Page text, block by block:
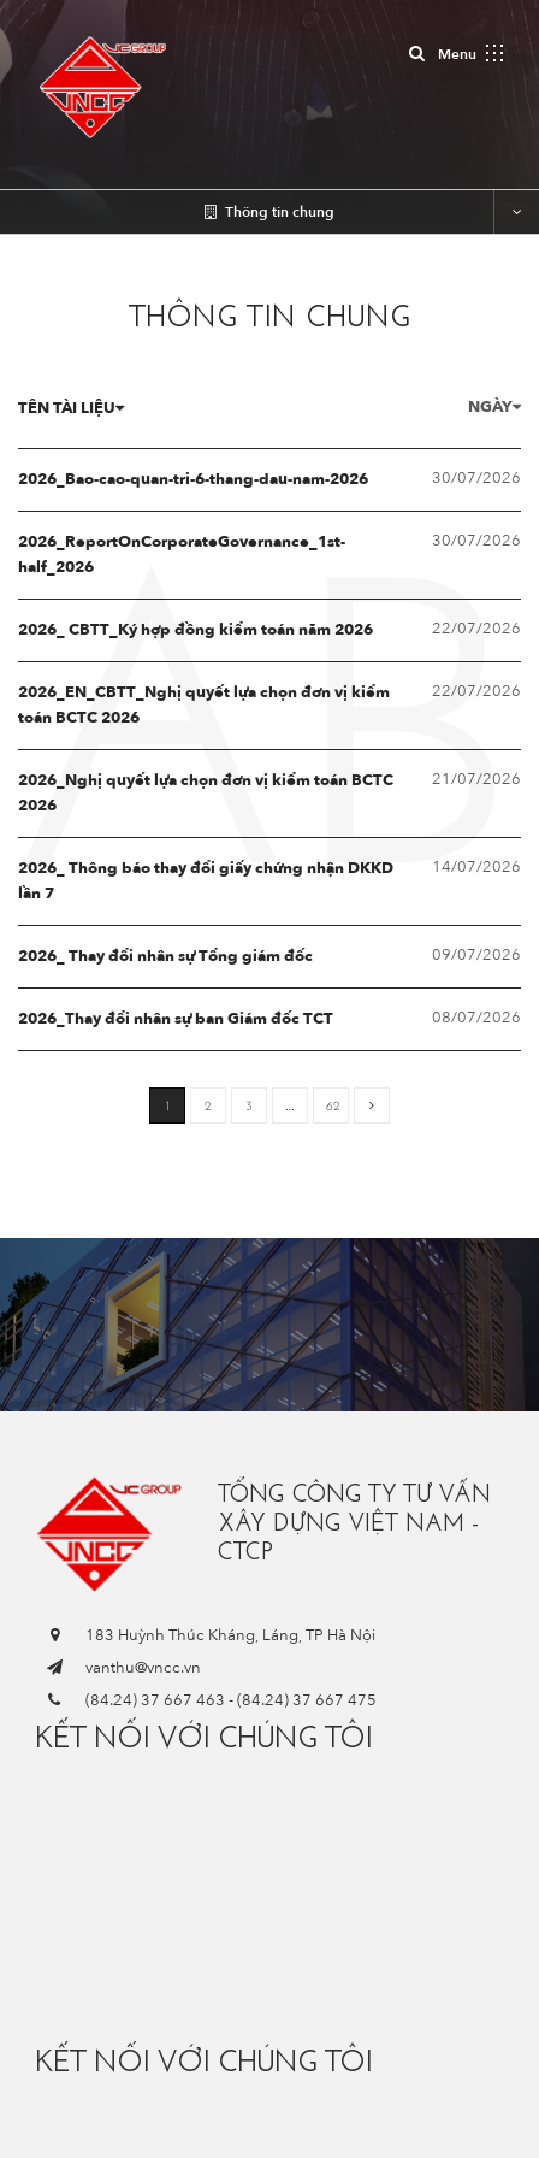
MenuClose
Thông tin chung
THÔNG TIN CHUNG
TÊN TÀI LIỆU NGÀY
2026_Bao-cao-quan-tri-6-thang-dau-nam-2026 30/07/2026
2026_ReportOnCorporateGovernance_1st-
half_2026
30/07/2026
2026_ CBTT_Ký hợp đồng kiểm toán năm 2026 22/07/2026
2026_EN_CBTT_Nghị quyết lựa chọn đơn vị kiểm
toán BCTC 2026
22/07/2026
2026_Nghị quyết lựa chọn đơn vị kiểm toán BCTC
2026
21/07/2026
2026_ Thông báo thay đổi giấy chứng nhận DKKD
lần 7
14/07/2026
2026_ Thay đổi nhân sự Tổng giám đốc 09/07/2026
2026_Thay đổi nhân sự ban Giám đốc TCT 08/07/2026
1 2 3 … 62
TỔNG CÔNG TY TƯ VẤN
XÂY DỰNG VIỆT NAM -
CTCP
183 Huỳnh Thúc Kháng, Láng, TP Hà Nội
vanthu@vncc.vn
(84.24) 37 667 463 -(84.24) 37 667 475
KẾT NỐI VỚI CHÚNG TÔI
KẾT NỐI VỚI CHÚNG TÔI